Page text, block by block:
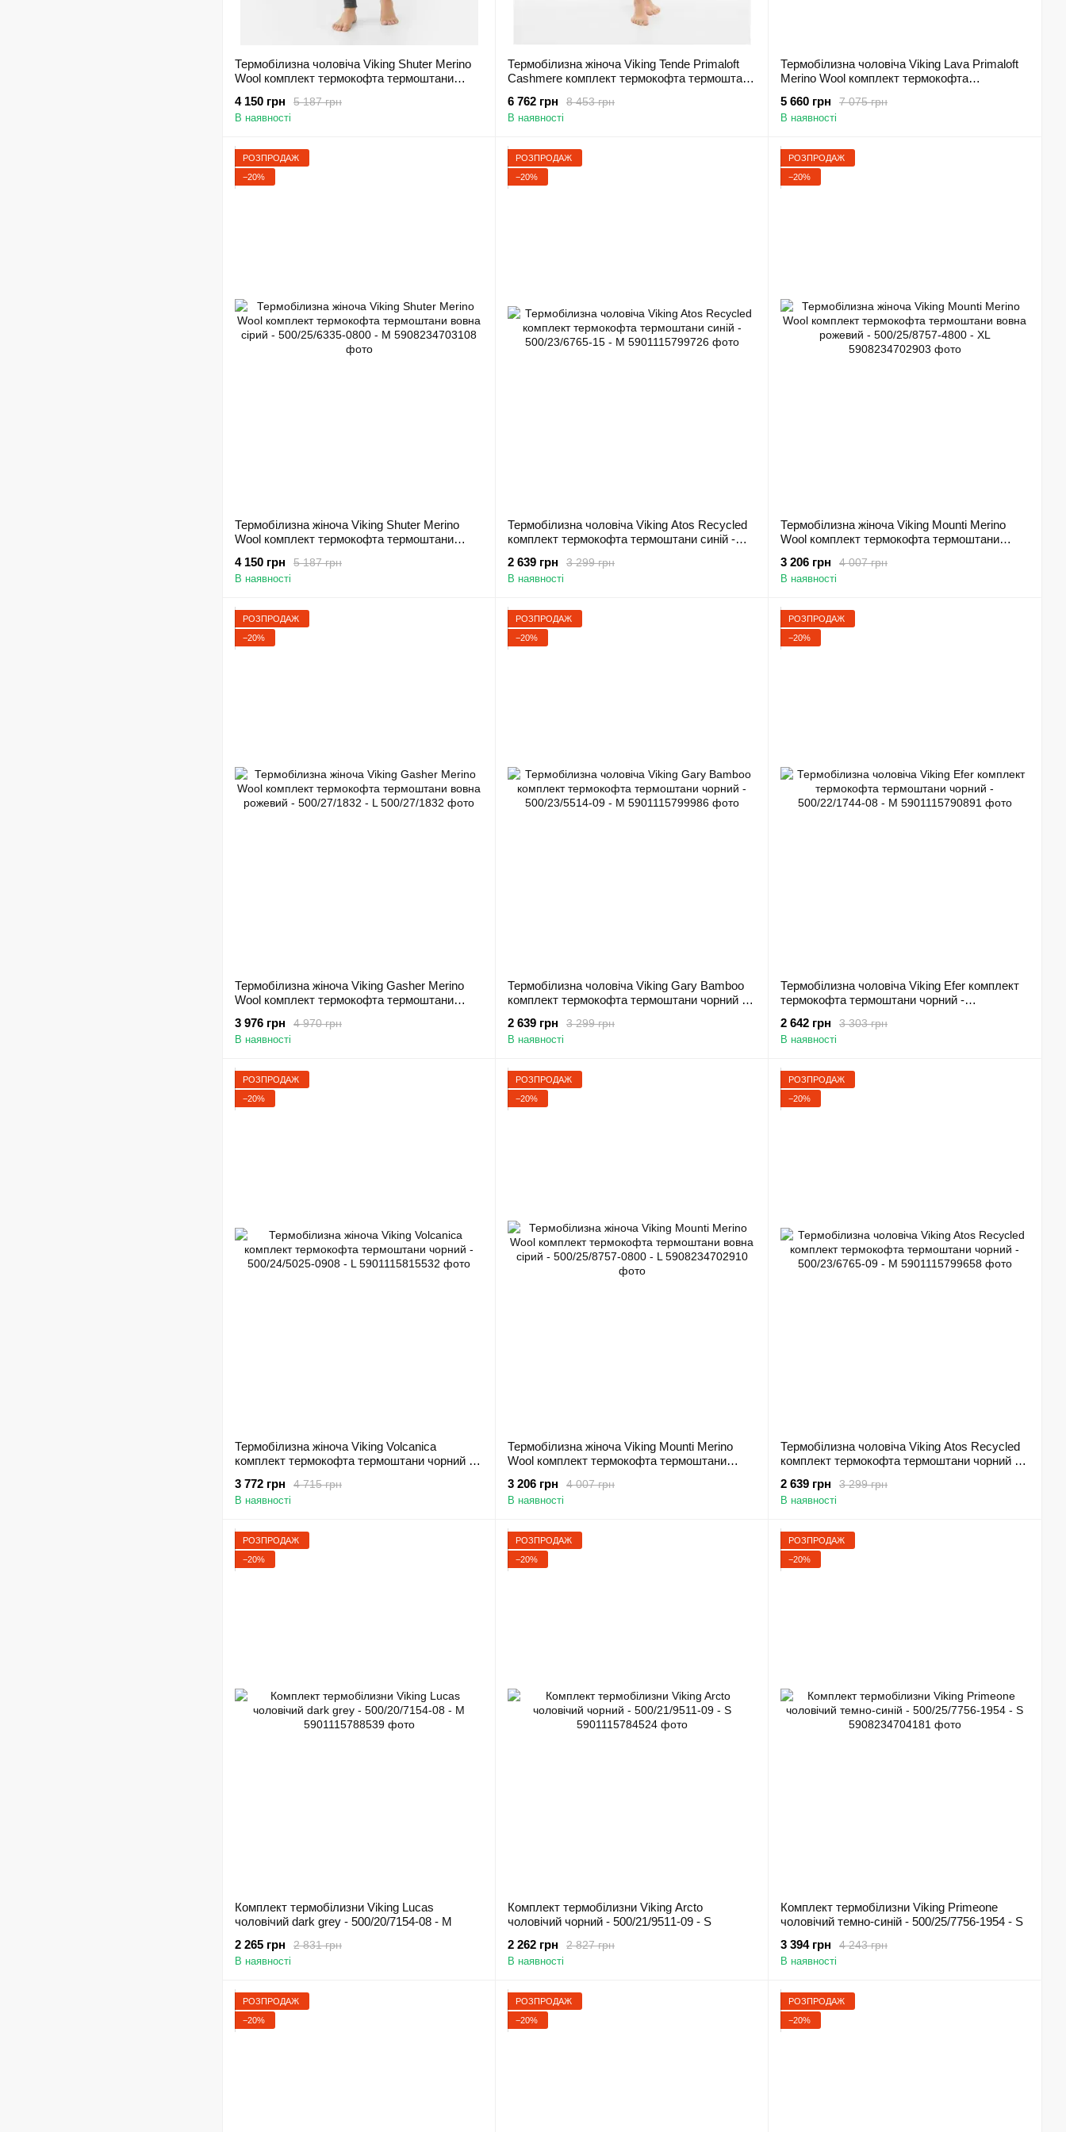
Термобілизна чоловіча Viking Shuter Merino
Wool комплект термокофта термоштани
5 187 грн
4 150 грн
В наявності
Термобілизна жіноча Viking Tende Primaloft
Cashmere комплект термокофта термоштани
8 453 грн
6 762 грн
В наявності
Термобілизна чоловіча Viking Lava Primaloft
Merino Wool комплект термокофта
L
7 075 грн
5 660 грн
В наявності
РОЗПРОДАЖ
−20%
Термобілизна жіноча Viking Shuter Merino
Wool комплект термокофта термоштани
5 187 грн
4 150 грн
В наявності
РОЗПРОДАЖ
−20%
Термобілизна чоловіча Viking Atos Recycled
комплект термокофта термоштани синій -
3 299 грн
2 639 грн
В наявності
РОЗПРОДАЖ
−20%
Термобілизна жіноча Viking Mounti Merino
Wool комплект термокофта термоштани
4 007 грн
3 206 грн
В наявності
РОЗПРОДАЖ
−20%
Термобілизна жіноча Viking Gasher Merino
Wool комплект термокофта термоштани
4 970 грн
3 976 грн
В наявності
РОЗПРОДАЖ
−20%
Термобілизна чоловіча Viking Gary Bamboo
комплект термокофта термоштани чорний -
3 299 грн
2 639 грн
В наявності
РОЗПРОДАЖ
−20%
Термобілизна чоловіча Viking Efer комплект
термокофта термоштани чорний -
3 303 грн
2 642 грн
В наявності
РОЗПРОДАЖ
−20%
Термобілизна жіноча Viking Volcanica
комплект термокофта термоштани чорний -
4 715 грн
3 772 грн
В наявності
РОЗПРОДАЖ
−20%
Термобілизна жіноча Viking Mounti Merino
Wool комплект термокофта термоштани
4 007 грн
3 206 грн
В наявності
РОЗПРОДАЖ
−20%
Термобілизна чоловіча Viking Atos Recycled
комплект термокофта термоштани чорний -
3 299 грн
2 639 грн
В наявності
РОЗПРОДАЖ
−20%
Комплект термобілизни Viking Lucas
чоловічий dark grey - 500/20/7154-08 - M
2 831 грн
2 265 грн
В наявності
РОЗПРОДАЖ
−20%
Комплект термобілизни Viking Arcto
чоловічий чорний - 500/21/9511-09 - S
2 827 грн
2 262 грн
В наявності
РОЗПРОДАЖ
−20%
Комплект термобілизни Viking Primeone
чоловічий темно-синій - 500/25/7756-1954 - S
4 243 грн
3 394 грн
В наявності
РОЗПРОДАЖ
−20%
РОЗПРОДАЖ
−20%
РОЗПРОДАЖ
−20%